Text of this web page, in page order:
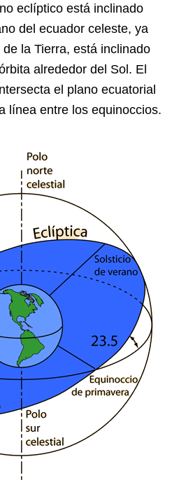
eclíptico está inclinado
del ecuador celeste, ya
la Tierra, está inclinado
alrededor del Sol. El
el plano ecuatorial
línea entre los equinoccios.